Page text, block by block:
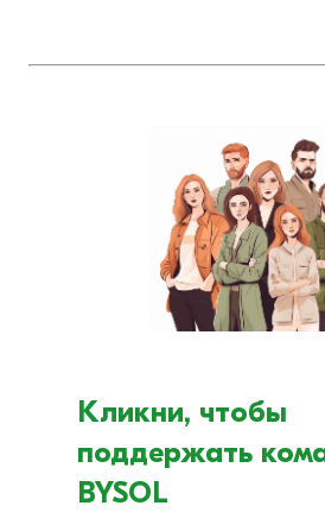
Кликни, чтобы
поддержать
BYSOL